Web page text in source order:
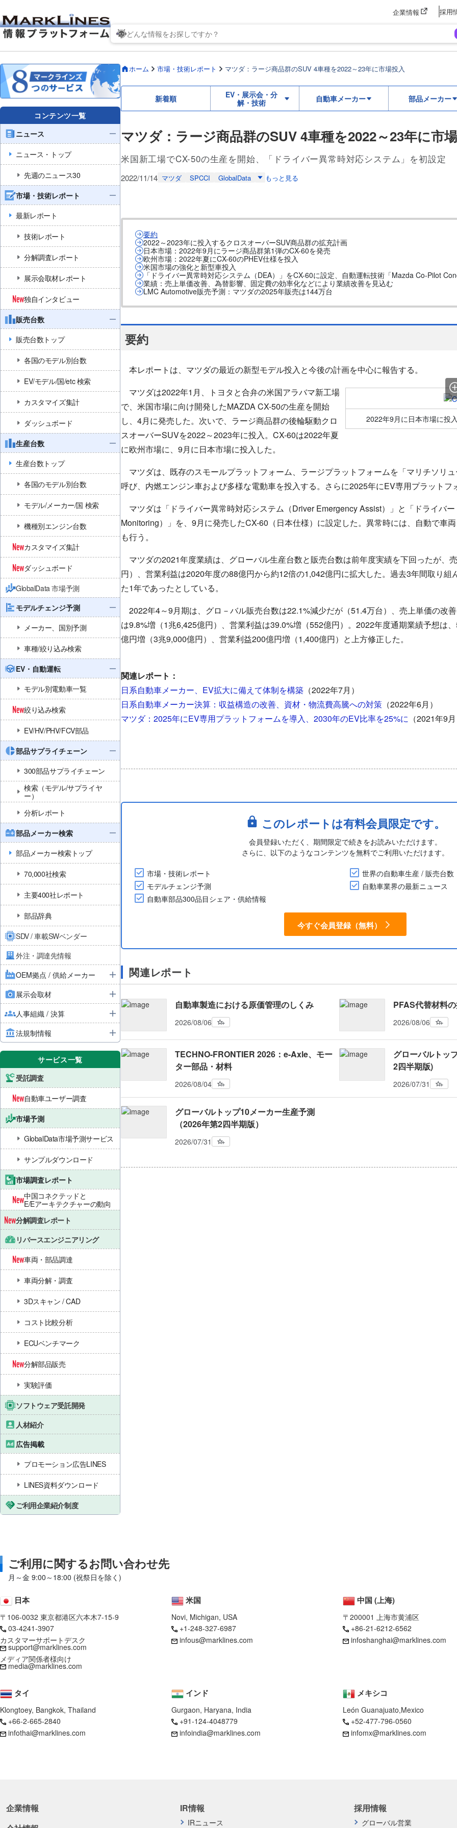
企業情報 採用
コンテンツ一覧
ニュース
ニュース・トップ
先週のニュース30
市場・技術レポート
最新レポート
技術レポート
分解調査レポート
展示会取材レポート
独自インタビュー
販売台数
販売台数トップ
各国のモデル別台数
EV/モデル/国/etc 検索
カスタマイズ集計
ダッシュボード
生産台数
生産台数トップ
各国のモデル別台数
モデル/メーカー/国 検索
機種別エンジン台数
カスタマイズ集計
ダッシュボード
GlobalData 市場予測
モデルチェンジ予測
メーカー、国別予測
車種/絞り込み検索
EV・自動運転
モデル別電動車一覧
絞り込み検索
EV/HV/PHV/FCV部品
部品サプライチェーン
300部品サプライチェーン
検索（モデル/サプライヤ
ー）
分析レポート
部品メーカー検索
部品メーカー検索トップ
70,000社検索
主要400社レポート
部品辞典
SDV / 車載SWベンダー
外注・調達先情報
OEM拠点 / 供給メーカー
展示会取材
人事組織 / 決算
法規制情報
サービス一覧
受託調査
自動車ユーザー調査
市場予測
GlobalData市場予測サービス
サンプルダウンロード
市場調査レポート
中国コネクテッドと
E/Eアーキテクチャーの動向
分解調査レポート
リバースエンジニアリング
車両・部品調達
車両分解・調査
3Dスキャン / CAD
コスト比較分析
ECUベンチマーク
分解部品販売
実験評価
ソフトウェア受託開発
人材紹介
広告掲載
プロモーション広告LINES
LINES資料ダウンロード
ご利用企業紹介制度
ホーム 市場・技術レポート マツダ：ラージ商品群のSUV 4車種を2022～23年に市場投入
新着順
EV・展示会・分
解・技術
自動車メーカー 部品メーカー
マツダ：ラージ商品群のSUV 4車種を2022～23年に市
米国新工場でCX-50の生産を開始、「ドライバー異常時対応システム」を初設定
2022/11/14 マツダ SPCCI GlobalData もっと見る
要約
2022～2023年に投入するクロスオーバーSUV商品群の拡充計画
日本市場：2022年9月にラージ商品群第1弾のCX-60を発売
欧州市場：2022年夏にCX-60のPHEV仕様を投入
米国市場の強化と新型車投入
「ドライバー異常時対応システム（DEA）」をCX-60に設定、自動運転技術「Mazda Co-Pilot
業績：売上単価改善、為替影響、固定費の効率化などにより業績改善を見込む
LMC Automotive販売予測：マツダの2025年販売は144万台
要約
本レポートは、マツダの最近の新型モデル投入と今後の計画を中心に報告する。
2022年9月に日本市場に投
マツダは2022年1月、トヨタと合弁の米国アラバマ新工場
で、米国市場に向け開発したMAZDA CX-50の生産を開始
し、4月に発売した。次いで、ラージ商品群の後輪駆動クロ
スオーバーSUVを2022～2023年に投入。CX-60は2022年夏
に欧州市場に、9月に日本市場に投入した。
マツダは、既存のスモールプラットフォーム、ラージプラットフォームを「マリチソリ
呼び、内燃エンジン車および多様な電動車を投入する。さらに2025年にEV専用プラットフ
マツダは「ドライバー異常時対応システム（Driver Emergency Assist）」と「ドライバ
Monitoring）」を、9月に発売したCX-60（日本仕様）に設定した。異常時には、自動で車
も行う。
マツダの2021年度業績は、グローバル生産台数と販売台数は前年度実績を下回ったが、
円）、営業利益は2020年度の88億円から約12倍の1,042億円に拡大した。過去3年間取り組
た1年であったとしている。
2022年4～9月期は、グロ－バル販売台数は22.1%減少だが（51.4万台）、売上単価の改
は9.8%増（1兆6,425億円）、営業利益は39.0%増（552億円）。2022年度通期業績予想は
億円増（3兆9,000億円）、営業利益200億円増（1,400億円）と上方修正した。
関連レポート：
日系自動車メーカー、EV拡大に備えて体制を構築 （2022年7月）
日系自動車メーカー決算：収益構造の改善、資材・物流費高騰への対策 （2022年6月）
マツダ：2025年にEV専用プラットフォームを導入、2030年のEV比率を25%に （2021年9
このレポートは有料会員限定です。
会員登録いただく、期間限定で続きをお読みいただけます。
さらに、以下のようなコンテンツを無料でご利用いただけます。
市場・技術レポート
世界の自動車生産 / 販売台数
モデルチェンジ予測
自動車業界の最新ニュース
自動車部品300品目シェア・供給情報
今すぐ会員登録（無料）
関連レポート
自動車製造における原価管理のしくみ
2026/08/06
PFAS代替材料
2026/08/06
TECHNO-FRONTIER 2026：e-Axle、モー
ター部品・材料
2026/08/04
グローバルトッ
2四半期版)
2026/07/31
グローバルトップ10メーカー生産予測
（2026年第2四半期版）
2026/07/31
ご利用に関するお問い合わせ先
月～金 9:00～18:00 (祝祭日を除く)
日本
〒106-0032 東京都港区六本木7-15-9
03-4241-3907
カスタマーサポートデスク
support@marklines.com
メディア関係者様向け
media@marklines.com
米国
Novi, Michigan, USA
+1-248-327-6987
infous@marklines.com
メキシコ
León Guanajuato,Mexico
+52-477-796-0560
infomx@marklines.com
中国 (上海)
〒200001 上海市黄浦区
+86-21-6212-6562
infoshanghai@marklines.com
タイ
Klongtoey, Bangkok, Thailand
+66-2-665-2840
infothai@marklines.com
インド
Gurgaon, Haryana, India
+91-124-4048779
infoindia@marklines.com
企業情報 採用情報
グローバル営業
IR情報
IRニュース